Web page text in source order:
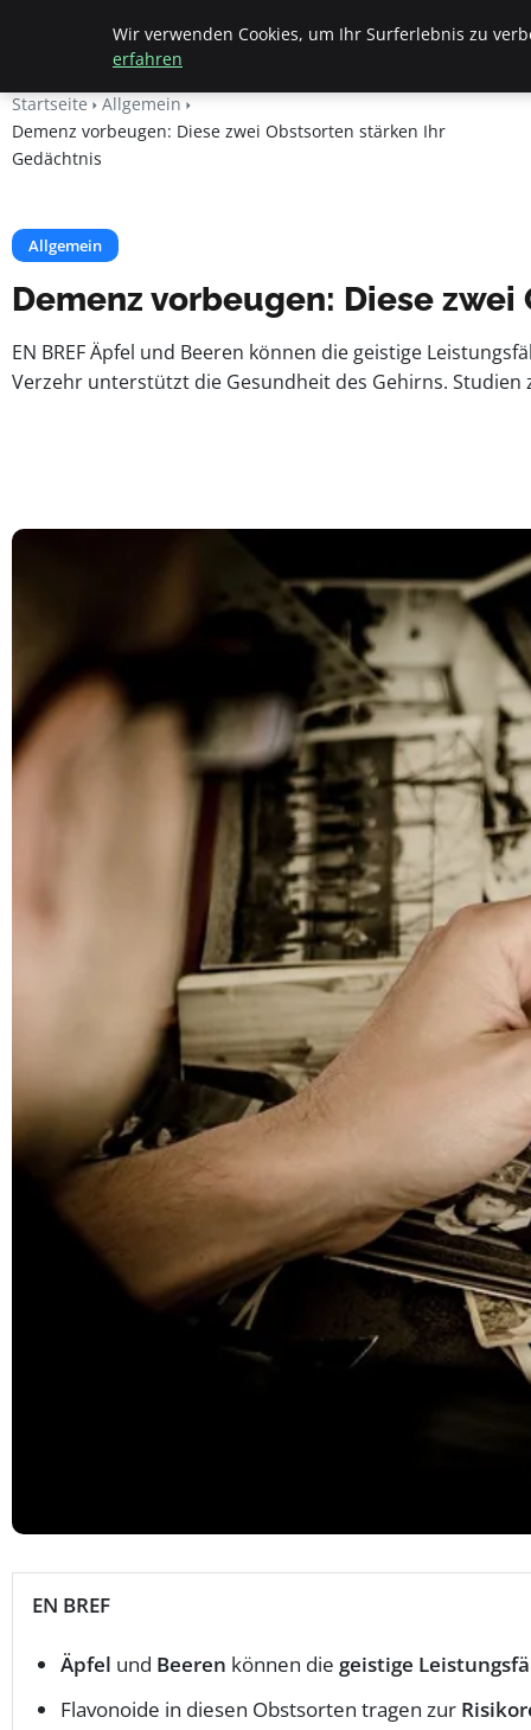
Beyond Surface
Startseite
Allgemein
Demenz vorbeugen: Diese zwei Obstsorten stärken Ihr
Gedächtnis
Allgemein
Demenz vorbeugen: Diese
EN BREF Äpfel und Beeren können die geistige
Verzehr unterstützt die Gesundheit des Gehirns.
EN BREF
Äpfel und Beeren können die geistige
Flavonoide in diesen Obstsorten tragen zur
Wir verwenden Cookies, um Ihr Surferlebnis zu
erfahren